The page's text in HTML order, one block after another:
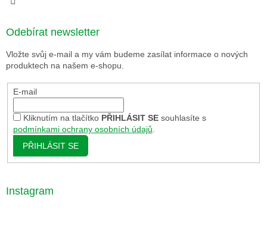
Odebírat newsletter
Vložte svůj e-mail a my vám budeme zasílat informace o nových
produktech na našem e-shopu.
E-mail
Kliknutím na tlačítko PŘIHLÁSIT SEsouhlasíte s
podmínkami ochrany osobních údajů
PŘIHLÁSIT SE
Instagram